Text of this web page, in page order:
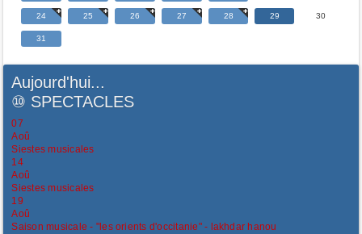
24 25 26 27 28 29 30
31
Aujourd'hui...
⑩ SPECTACLES
07
Aoû
Siestes musicales
14
Aoû
Siestes musicales
19
Aoû
Saison musicale - "les orients d'occitanie" - lakhdar hanou